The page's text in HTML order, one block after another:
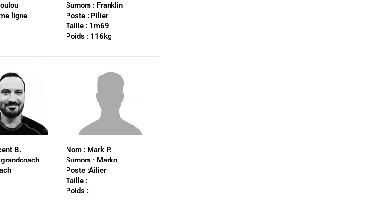
ligne
Surnom : Franklin
Poste : Pilier
Taille : 1m69
Poids : 116kg
B.
Nom : Mark P.
Surnom : Marko
Poste :Ailier
Taille :
Poids :